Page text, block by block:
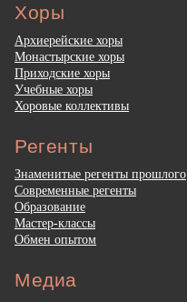
Хоры
Архиерейские хоры
Монастырские хоры
Приходские хоры
Учебные хоры
Хоровые коллективы
Регенты
Знаменитые регенты прошлого
Современные регенты
Образование
Мастер-классы
Обмен опытом
Медиа